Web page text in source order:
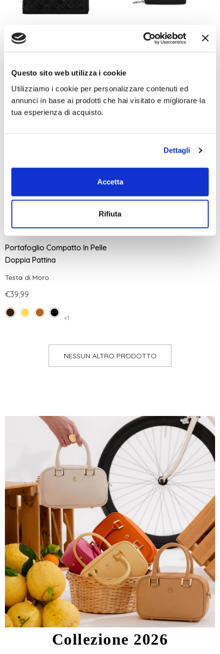
Questo sito web utilizza i cookie
Utilizziamo i cookie per personalizzare contenuti ed
annunci in base ai prodotti che hai visitato e migliorare la
tua esperienza di acquisto.
Dettagli
Accetta
Rifiuta
Portafoglio Uomo In Pelle
Portacarte Piccolo In Pelle
+4
Portafoglio Compatto In Pelle
Doppia Pattina
Testa di Moro
€39,99
+1
NESSUN ALTRO PRODOTTO
Collezione 2026